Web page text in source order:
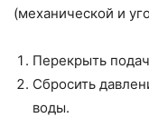
(механической и
Перекрыть
Сбросить
воды.